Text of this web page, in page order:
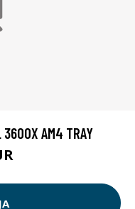
3600X AM4 TRAY